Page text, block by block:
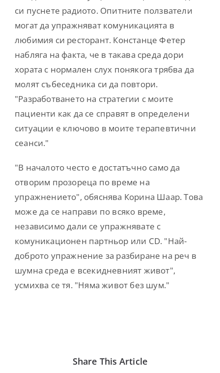
си пуснете радиото. Опитните ползватели
могат да упражняват комуникацията в
любимия си ресторант. Констанце Фетер
набляга на факта, че в такава среда дори
хората с нормален слух понякога трябва да
молят събеседника си да повтори.
"Разработването на стратегии с моите
пациенти как да се справят в определени
ситуации е ключово в моите терапевтични
сеанси."
"В началото често е достатъчно само да
отворим прозореца по време на
упражнението", обяснява Корина Шаар. Това
може да се направи по всяко време,
независимо дали се упражнявате с
комуникационен партньор или CD. "Най-
доброто упражнение за разбиране на реч в
шумна среда е всекидневният живот",
усмихва се тя. "Няма живот без шум."
Share This Article